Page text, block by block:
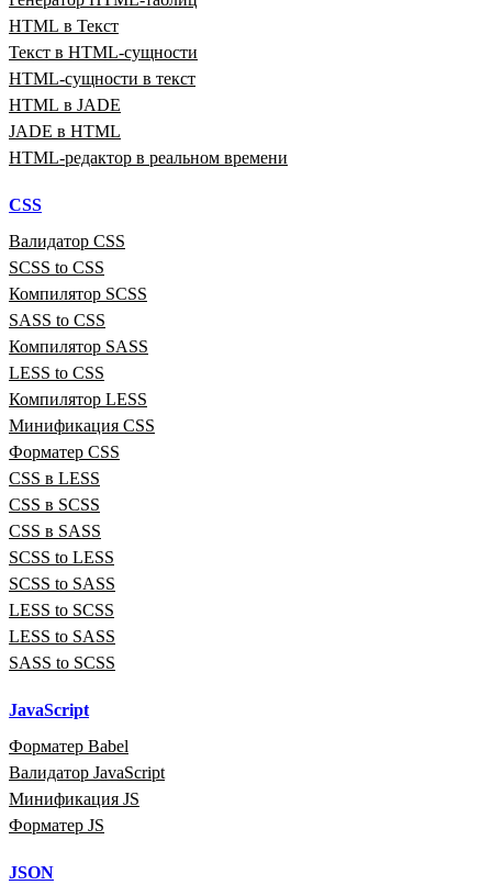
HTML в Текст
Текст в HTML‑сущности
HTML‑сущности в текст
HTML в JADE
JADE в HTML
HTML‑редактор в реальном времени
CSS
Валидатор CSS
SCSS to CSS
Компилятор SCSS
SASS to CSS
Компилятор SASS
LESS to CSS
Компилятор LESS
Минификация CSS
Форматер CSS
CSS в LESS
CSS в SCSS
CSS в SASS
SCSS to LESS
SCSS to SASS
LESS to SCSS
LESS to SASS
SASS to SCSS
JavaScript
Форматер Babel
Валидатор JavaScript
Минификация JS
Форматер JS
JSON